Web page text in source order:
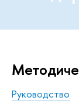
Руководство